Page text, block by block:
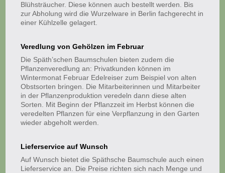
Blühsträucher. Diese können auch bestellt werden. Bis
zur Abholung wird die Wurzelware in Berlin fachgerecht in
einer Kühlzelle gelagert.
Veredlung von Gehölzen im Februar
Die Späth’schen Baumschulen bieten zudem die
Pflanzenveredlung an: Privatkunden können im
Wintermonat Februar Edelreiser zum Beispiel von alten
Obstsorten bringen. Die Mitarbeiterinnen und Mitarbeiter
in der Pflanzenproduktion veredeln dann diese alten
Sorten. Mit Beginn der Pflanzzeit im Herbst können die
veredelten Pflanzen für eine Verpflanzung in den Garten
wieder abgeholt werden.
Lieferservice auf Wunsch
Auf Wunsch bietet die Späthsche Baumschule auch einen
Lieferservice an. Die Preise richten sich nach Menge und